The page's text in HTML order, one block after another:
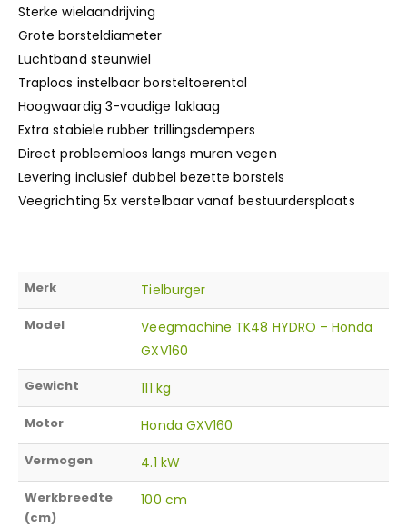
Sterke wielaandrijving
Grote borsteldiameter
Luchtband steunwiel
Traploos instelbaar borsteltoerental
Hoogwaardig 3-voudige laklaag
Extra stabiele rubber trillingsdempers
Direct probleemloos langs muren vegen
Levering inclusief dubbel bezette borstels
Veegrichting 5x verstelbaar vanaf bestuurdersplaats
Merk Tielburger
Model
Veegmachine TK48 HYDRO – Honda
GXV160
Gewicht 111 kg
Motor Honda GXV160
Vermogen 4.1 kW
Werkbreedte
(cm)
100 cm